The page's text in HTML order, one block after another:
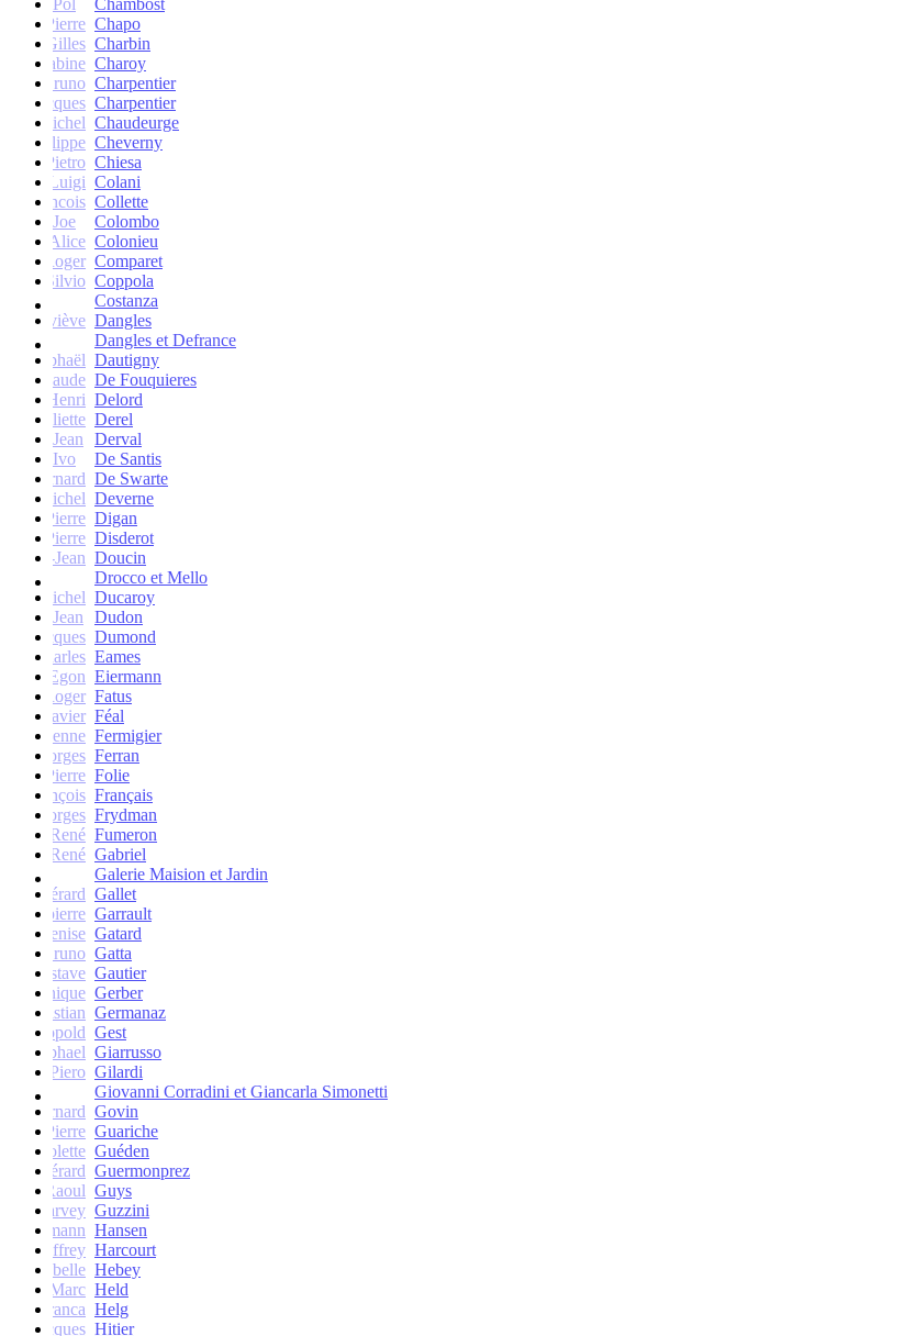
Pol
Chambost
Pierre Chapo
Gilles Charbin
Sabine Charoy
Bruno Charpentier
Jacques Charpentier
Jean-Michel Chaudeurge
Philippe Cheverny
Pietro Chiesa
Luigi Colani
francois Collette
Joe
Colombo
Alice Colonieu
Roger Comparet
Silvio Coppola
Costanza
Geneviève Dangles
Dangles et Defrance
Raphaël Dautigny
Claude De Fouquieres
Henri Delord
Juliette Derel
Jean
Derval
Ivo
De Santis
Bernard De Swarte
Michel Deverne
Pierre Digan
Pierre Disderot
André-Jean Doucin
Drocco et Mello
Michel Ducaroy
Jean
Dudon
Jacques Dumond
Charles Eames
Egon Eiermann
Roger Fatus
Xavier Féal
Etienne Fermigier
Georges Ferran
Pierre Folie
François Français
Georges Frydman
René Fumeron
René Gabriel
Galerie Maision et Jardin
Gérard Gallet
Jean-pierre Garrault
Denise Gatard
Bruno Gatta
Gustave Gautier
Monique Gerber
Christian Germanaz
Léopold Gest
Raphael Giarrusso
Piero Gilardi
Giovanni Corradini et Giancarla Simonetti
Bernard Govin
Pierre Guariche
Colette Guéden
Gérard Guermonprez
Raoul Guys
Harvey Guzzini
Lehmann Hansen
Geoffrey Harcourt
Isabelle Hebey
Marc Held
Franca Helg
Jacques Hitier